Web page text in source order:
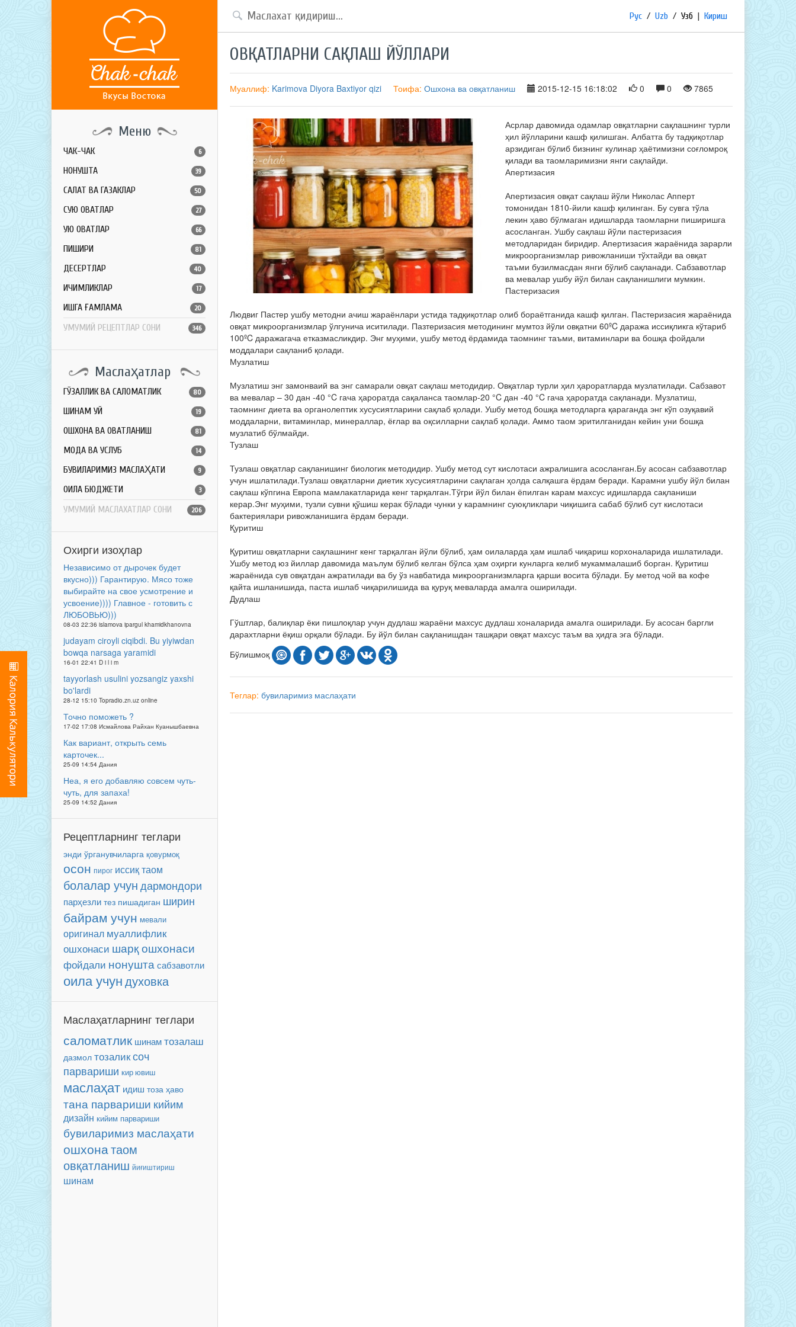
Меню
ЧАК-ЧАК 6
НОНУШТА 39
САЛАТ ВА ГАЗАКЛАР 50
СУЮҚ ОВҚАТЛАР 27
ҚУЮҚ ОВҚАТЛАР 66
ПИШИРИҚ 81
ДЕСЕРТЛАР 40
ИЧИМЛИКЛАР 17
ҚИШГА ҒАМЛАМА 20
УМУМИЙ РЕЦЕПТЛАР СОНИ 346
Маслаҳатлар
ГЎЗАЛЛИК ВА САЛОМАТЛИК 80
ШИНАМ УЙ 19
ОШХОНА ВА ОВҚАТЛАНИШ 81
МОДА ВА УСЛУБ 14
БУВИЛАРИМИЗ МАСЛАҲАТИ 9
ОИЛА БЮДЖЕТИ 3
УМУМИЙ МАСЛАХАТЛАР СОНИ 206
Охирги изоҳлар
Независимо от дырочек будет
вкусно))) Гарантирую. Мясо тоже
выбирайте на свое усмотрение и
усвоение)))) Главное - готовить с
ЛЮБОВЬЮ)))
08-03 22:36 islamova ipargul khamidkhanovna
judayam ciroyli ciqibdi. Bu yiyiwdan
bowqa narsaga yaramidi
16-01 22:41 D i l i m
tayyorlash usulini yozsangiz yaxshi
bo'lardi
28-12 15:10 Topradio.zn.uz online
Точно поможеть ?
17-02 17:08 Исмайлова Райхан Куанышбаевна
Как вариант, открыть семь
карточек...
25-09 14:54 Дания
Неа, я его добавляю совсем чуть-
чуть, для запаха!
25-09 14:52 Дания
Рецептларнинг теглари
энди ўрганувчиларга қовурмоқ
осон пирог иссиқ таом
болалар учун дармондори
парҳезли тез пишадиган ширин
байрам учун мевали
оригинал муаллифлик
ошхонаси шарқ ошхонаси
фойдали нонушта сабзавотли
оила учундуховка
Маслаҳатларнинг теглари
саломатлик шинамтозалаш
дазмол тозаликсоч
парвариши кир ювиш
маслаҳат идиш тоза ҳаво
тана парвариши кийим
дизайн кийим парвариши
бувиларимиз маслаҳати
ошхонатаом
овқатланиш йиғиштириш
шинам
Рус / Uzb / Узб | Кириш
ОВҚАТЛАРНИ САҚЛАШ ЙЎЛЛАРИ
Муаллиф: Karimova Diyora Baxtiyor qizi Тоифа: Ошхона ва овқатланиш 2015-12-15 16:18:02 0 0 7865
Асрлар давомида одамлар овқатларни сақлашнинг турли
ҳил йўлларини кашф қилишган. Албатта бу тадқиқотлар
арзидиган бўлиб бизнинг кулинар ҳаётимизни соғломроқ
қилади ва таомларимизни янги сақлайди.
Апертизасия
Апертизасия овқат сақлаш йўли Николас Апперт
томонидан 1810-йили кашф қилинган. Бу сувга тўла
лекин ҳаво бўлмаган идишларда таомларни пиширишга
асосланган. Ушбу сақлаш йўли пастеризасия
методларидан биридир. Апертизасия жараёнида зарарли
микроорганизмлар ривожланиши тўхтайди ва овқат
таъми бузилмасдан янги бўлиб сақланади. Сабзавотлар
ва мевалар ушбу йўл билан сақланишлиги мумкин.
Пастеризасия
Людвиг Пастер ушбу методни ачиш жараёнлари устида тадқиқотлар олиб бораётганида кашф қилган. Пастеризасия жараёнида
овқат микроорганизмлар ўлгунича иситилади. Пазтеризасия методининг мумтоз йўли овқатни 60ºC даража иссиқликга кўтариб
100ºC даражагача етказмасликдир. Энг муҳими, ушбу метод ёрдамида таомнинг таъми, витаминлари ва бошқа фойдали
моддалари сақланиб қолади.
Музлатиш
Музлатиш энг замонваий ва энг самарали овқат сақлаш методидир. Овқатлар турли ҳил ҳароратларда музлатилади. Сабзавот
ва мевалар – 30 дан -40 °C гача ҳароратда сақаланса таомлар-20 °C дан -40 °C гача ҳароратда сақланади. Музлатиш,
таомнинг диета ва органолептик хусусиятларини сақлаб қолади. Ушбу метод бошқа методларга қараганда энг кўп озуқавий
моддаларни, витаминлар, минераллар, ёғлар ва оқсилларни сақлаб қолади. Аммо таом эритилганидан кейин уни бошқа
музлатиб бўлмайди.
Тузлаш
Тузлаш овқатлар сақланишинг биологик методидир. Ушбу метод сут кислотаси ажралишига асосланган.Бу асосан сабзавотлар
учун ишлатилади.Тузлаш овқатларни диетик хусусиятларини сақлаган ҳолда салқашга ёрдам беради. Карамни ушбу йўл билан
сақлаш кўпгина Европа мамлакатларида кенг тарқалган.Тўгри йўл билан ёпилган карам махсус идишларда сақланиши
керар.Энг муҳими, тузли сувни қўшиш керак бўлади чунки у карамнинг суюқликлари чиқишига сабаб бўлиб сут кислотаси
бактериялари ривожланишига ёрдам беради.
Қуритиш
Қуритиш овқатларни сақлашнинг кенг тарқалган йўли бўлиб, ҳам оилаларда ҳам ишлаб чиқариш корхоналарида ишлатилади.
Ушбу метод юз йиллар давомида маълум бўлиб келган бўлса ҳам оҳирги кунларга келиб мукаммалашиб борган. Қуритиш
жараёнида сув овқатдан ажратилади ва бу ўз навбатида микроорганизмларга қарши восита бўлади. Бу метод чой ва кофе
қайта ишланишида, паста ишлаб чиқарилишида ва қуруқ меваларда амалга оширилади.
Дудлаш
Гўштлар, балиқлар ёки пишлоқлар учун дудлаш жараёни махсус дудлаш хоналарида амалга оширилади. Бу асосан баргли
дарахтларни ёқиш орқали бўлади. Бу йўл билан сақланишдан ташқари овқат махсус таъм ва ҳидга эга бўлади.
Бўлишмоқ
Теглар: бувиларимиз маслаҳати